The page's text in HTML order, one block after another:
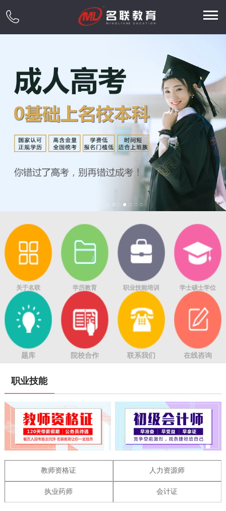
关于名联 学历教育 职业技能培训 学士硕士学位
题库 院校合作 联系我们 在线咨询
职业技能
教师资格证 人力资源师
执业药师 会计证